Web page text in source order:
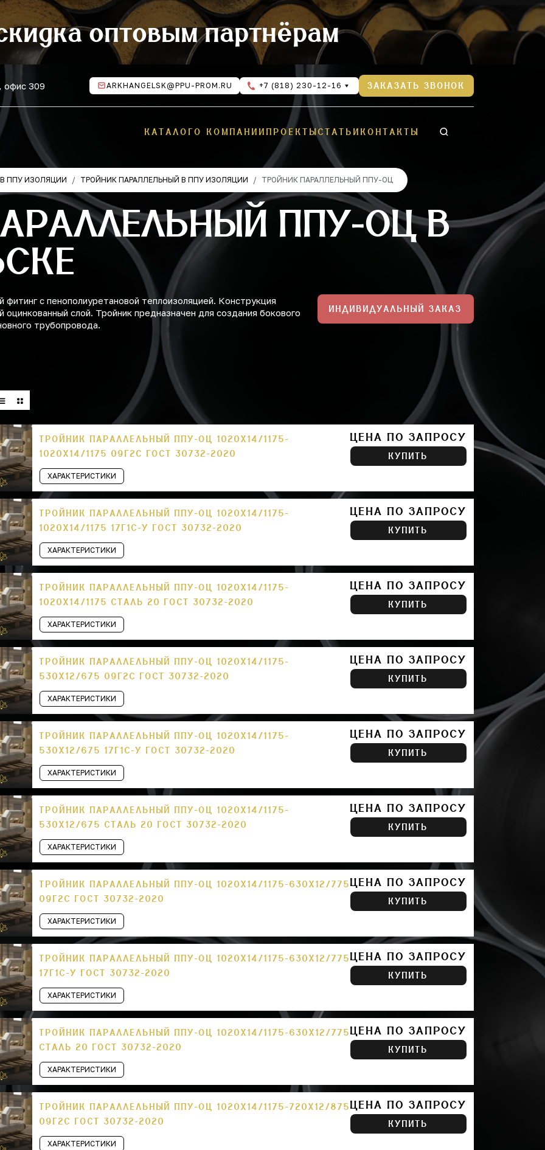
оптовым партнёрам
офис 309 ARKHANGELSK@PPU-PROM.RU +7 (818) 230-12-16 ЗАКАЗАТЬ ЗВОНОК
КАТАЛОГО КОМПАНИИ ПРОЕКТЫСТАТЬИ КОНТАКТЫ
ППУ ИЗОЛЯЦИИ ТРОЙНИК ПАРАЛЛЕЛЬНЫЙ В ППУ ИЗОЛЯЦИИ ТРОЙНИК ПАРАЛЛЕЛЬНЫЙ ППУ-ОЦ
ППУ-ОЦ В
с пенополиуретановой теплоизоляцией. Конструкция
слой. Тройник предназначен для создания бокового
трубопровода.
ИНДИВИДУАЛЬНЫЙ ЗАКАЗ
ТРОЙНИК ПАРАЛЛЕЛЬНЫЙ ППУ-ОЦ 1020Х14/1175-
1020Х14/1175 09Г2С ГОСТ 30732-2020
ХАРАКТЕРИСТИКИ
ЦЕНА ПО ЗАПРОСУ
КУПИТЬ
ТРОЙНИК ПАРАЛЛЕЛЬНЫЙ ППУ-ОЦ 1020Х14/1175-
1020Х14/1175 17Г1С-У ГОСТ 30732-2020
ХАРАКТЕРИСТИКИ
ЦЕНА ПО ЗАПРОСУ
КУПИТЬ
ТРОЙНИК ПАРАЛЛЕЛЬНЫЙ ППУ-ОЦ 1020Х14/1175-
1020Х14/1175 СТАЛЬ 20 ГОСТ 30732-2020
ХАРАКТЕРИСТИКИ
ЦЕНА ПО ЗАПРОСУ
КУПИТЬ
ТРОЙНИК ПАРАЛЛЕЛЬНЫЙ ППУ-ОЦ 1020Х14/1175-
530Х12/675 09Г2С ГОСТ 30732-2020
ХАРАКТЕРИСТИКИ
ЦЕНА ПО ЗАПРОСУ
КУПИТЬ
ТРОЙНИК ПАРАЛЛЕЛЬНЫЙ ППУ-ОЦ 1020Х14/1175-
530Х12/675 17Г1С-У ГОСТ 30732-2020
ХАРАКТЕРИСТИКИ
ЦЕНА ПО ЗАПРОСУ
КУПИТЬ
ТРОЙНИК ПАРАЛЛЕЛЬНЫЙ ППУ-ОЦ 1020Х14/1175-
530Х12/675 СТАЛЬ 20 ГОСТ 30732-2020
ХАРАКТЕРИСТИКИ
ЦЕНА ПО ЗАПРОСУ
КУПИТЬ
ТРОЙНИК ПАРАЛЛЕЛЬНЫЙ ППУ-ОЦ 1020Х14/1175-630Х12/775
09Г2С ГОСТ 30732-2020
ХАРАКТЕРИСТИКИ
ЦЕНА ПО ЗАПРОСУ
КУПИТЬ
ТРОЙНИК ПАРАЛЛЕЛЬНЫЙ ППУ-ОЦ 1020Х14/1175-630Х12/775
17Г1С-У ГОСТ 30732-2020
ХАРАКТЕРИСТИКИ
ЦЕНА ПО ЗАПРОСУ
КУПИТЬ
ТРОЙНИК ПАРАЛЛЕЛЬНЫЙ ППУ-ОЦ 1020Х14/1175-630Х12/775
СТАЛЬ 20 ГОСТ 30732-2020
ХАРАКТЕРИСТИКИ
ЦЕНА ПО ЗАПРОСУ
КУПИТЬ
ТРОЙНИК ПАРАЛЛЕЛЬНЫЙ ППУ-ОЦ 1020Х14/1175-720Х12/875
09Г2С ГОСТ 30732-2020
ХАРАКТЕРИСТИКИ
ЦЕНА ПО ЗАПРОСУ
КУПИТЬ